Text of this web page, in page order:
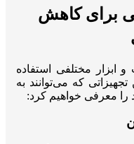
برای کاهش
ابزار مختلفی استفاده
که می‌توانند به
را معرفی خواهیم کرد: